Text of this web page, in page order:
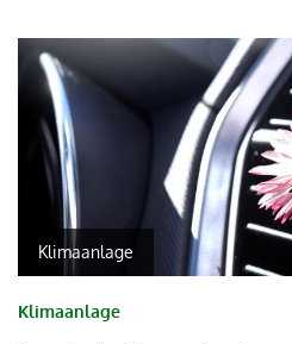
Klimaanlage
Klimaanlage